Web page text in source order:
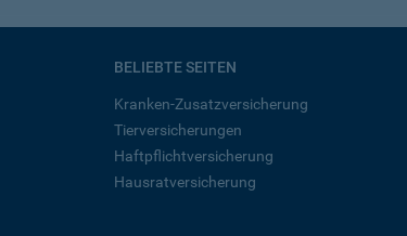
BELIEBTE SEITEN
Kranken-Zusatzversicherung
Tierversicherungen
Haftpflichtversicherung
Hausratversicherung